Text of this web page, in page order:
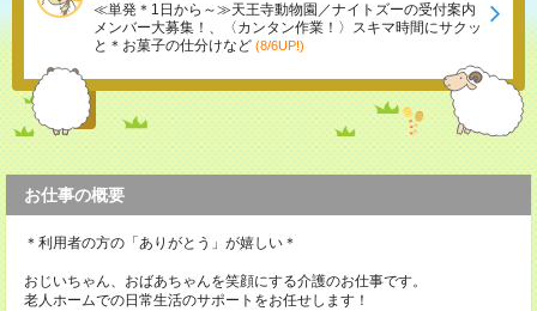
≪単発＊1日から～≫天王寺動物園／ナイトズーの受付案内
メンバー大募集！、〈カンタン作業！〉スキマ時間にサクッ
と＊お菓子の仕分けなど (8/6UP!)
お仕事の概要
＊利用者の方の「ありがとう」が嬉しい＊
おじいちゃん、おばあちゃんを笑顔にする介護のお仕事です。
老人ホームでの日常生活のサポートをお任せします！